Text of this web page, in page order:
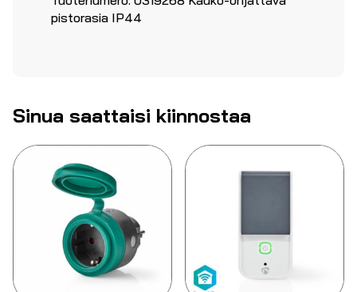
pistorasia IP44
Sinua saattaisi kiinnostaa